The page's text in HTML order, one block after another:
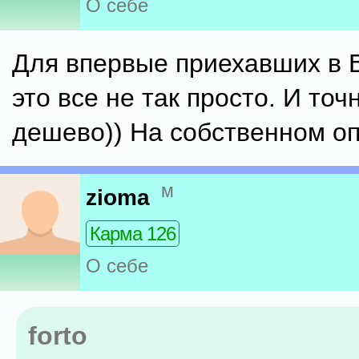
О себе
Для впервые приехавших в
это все не так просто. И
дешево)) На собственном
zioma м
Карма 126
О себе
forto